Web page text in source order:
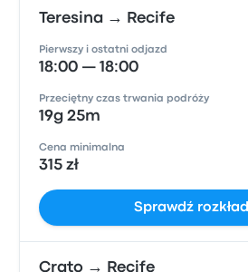
Teresina → Recife
Pierwszy i ostatni odjazd
18:00 — 18:00
Przeciętny czas trwania podróży
19g 25m
Cena minimalna
315 zł
Sprawdź rozkład
Crato → Recife